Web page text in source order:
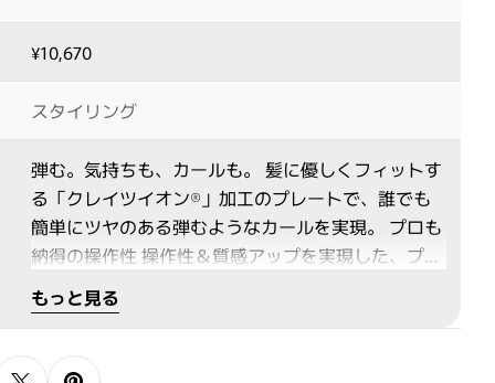
¥10,670
スタイリング
弾む。気持ちも、カールも。 髪に優しくフィットす
る「クレイツイオン®」加工のプレートで、誰でも
簡単にツヤのある弾むようなカールを実現。 プロも
納得の操作性 操作性＆質感アップを実現した、プロ
のスタイリストから高い支持を得るクレイツNO.1の
カールアイロン。 ダメージを気にせず理想通りのス
もっと見る